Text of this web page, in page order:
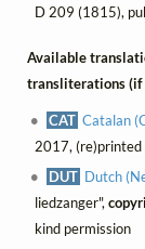
D 209 (1815),
Available
transliterations (if
CAT Catalan
2017, (re)printed
DUT Dutch
liedzanger",
kind permission